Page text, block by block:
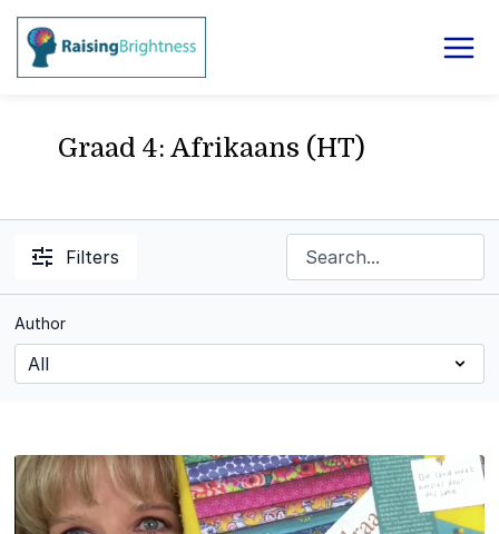
Graad 4: Afrikaans (HT)
Filters
Author